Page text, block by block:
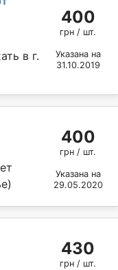
в г.
400
грн / шт.
Указана на
31.10.2019
400
грн / шт.
Указана на
29.05.2020
430
грн / шт.